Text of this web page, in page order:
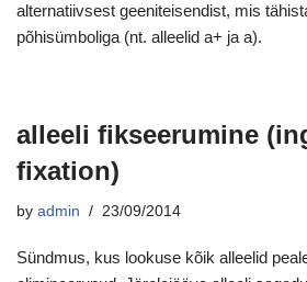
alternatiivsest geeniteisendist, mis
põhisümboliga (nt. alleelid a+ ja a).
alleeli fikseerumine
fixation)
by admin 23/09/2014
Sündmus, kus lookuse kõik alleelid